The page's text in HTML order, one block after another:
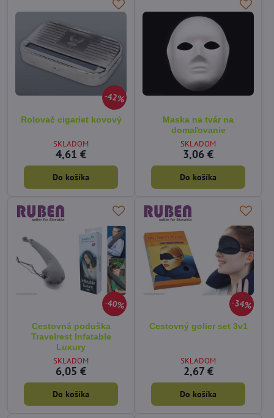
42%
Rolovač cigariet kovový
SKLADOM
4,61 €
Do košíka
Maska na tvár na
domaľovanie
SKLADOM
3,06 €
Do košíka
40%
Cestovná poduška
Travelrest Infatable
Luxury
SKLADOM
6,05 €
Do košíka
34%
Cestovný golier set 3v1
SKLADOM
2,67 €
Do košíka